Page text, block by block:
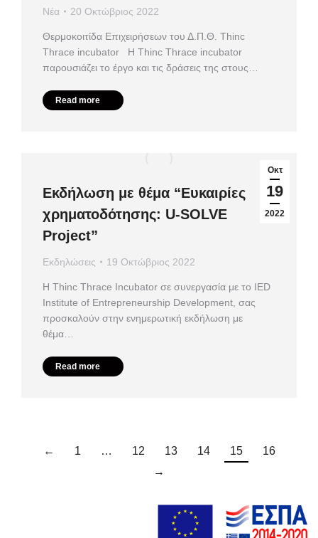
Νέα 20 Οκτώβριος 2022
Θερμοκοιτίδα Επιχειρήσεων του Δ.Π.Θ. Thinc
Thrace incubator Η Thinc Thrace incubator
παρουσιάζει το έργο και τις δράσεις της στους…
Read more
Οκτ
19
2022
Εκδήλωση με θέμα “Ευκαιρίες
χρηματοδότησης: U-SOLVE
Project”
Εκδηλώσεις 19 Οκτώβριος 2022
Η Thinc Thrace Incubator σε συνεργασία με το IED
Institute of Entrepreneurship Development, σας
προσκαλούν στην ενημερωτική εκδήλωση με
θέμα…
Read more
← 1 … 12 13 14 15
16
→